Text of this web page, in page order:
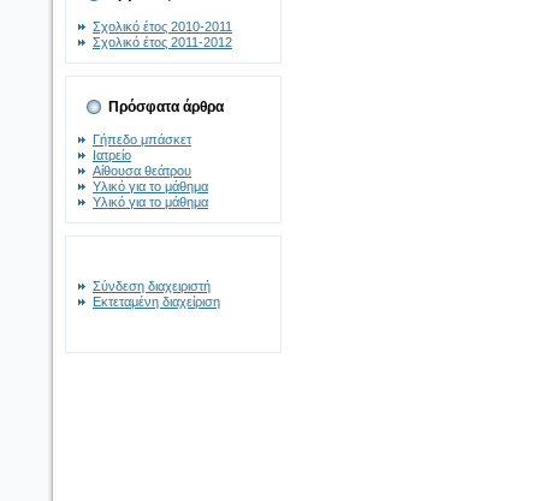
Σχολικό έτος 2010-2011
Σχολικό έτος 2011-2012
Πρόσφατα άρθρα
Γήπεδο μπάσκετ
Ιατρείο
Αίθουσα θεάτρου
Υλικό για το μάθημα
Υλικό για το μάθημα
Σύνδεση διαχειριστή
Εκτεταμένη διαχείριση